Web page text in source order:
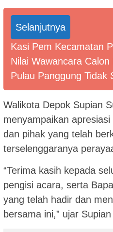
Selanjutnya
Kasi Pem Kecamatan
Nilai Wawancara
Pulau Panggung Tidak
Walikota Depok Supian
menyampaikan
dan pihak yang telah
terselenggaranya
“Terima kasih kepada
pengisi acara, serta
yang telah hadir dan
bersama ini,” ujar